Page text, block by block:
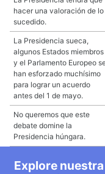
hacer una valoración de lo
sucedido.
La Presidencia sueca,
algunos Estados miembros
y el Parlamento Europeo
han esforzado muchísimo
para lograr un acuerdo
antes del 1 de mayo.
No queremos que este
debate domine la
Presidencia húngara.
Explore